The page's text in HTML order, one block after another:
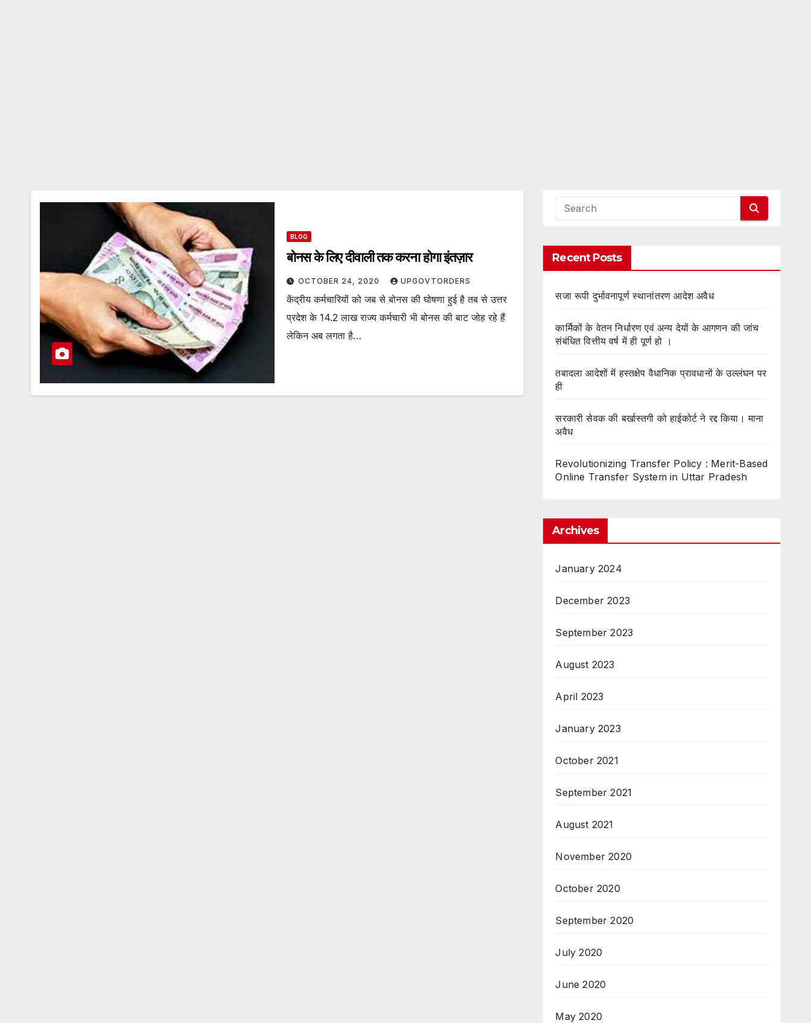
BLOG
बोनस के लिए दीवाली तक करना होगा इंतज़ार
OCTOBER 24, 2020 UPGOVTORDERS
केंद्रीय कर्मचारियों को जब से बोनस की घोषणा हुई है तब से उत्तर
प्रदेश के 14.2 लाख राज्य कर्मचारी भी बोनस की बाट जोह रहे हैं
लेकिन अब लगता है…
Recent Posts
सजा रूपी दुर्भावनापूर्ण स्थानांतरण आदेश अवैध
कार्मिकों के वेतन निर्धारण एवं अन्य देयों के आगणन की जांच
संबंधित वित्तीय वर्ष में ही पूर्ण हो ।
तबादला आदेशों में हस्तक्षेप वैधानिक प्रावधानों के उल्लंघन पर
ही
सरकारी सेवक की बर्खास्तगी को हाईकोर्ट ने रद्द किया। माना
अवैध
Revolutionizing Transfer Policy : Merit-Based
Online Transfer System in Uttar Pradesh
Archives
January 2024
December 2023
September 2023
August 2023
April 2023
January 2023
October 2021
September 2021
August 2021
November 2020
October 2020
September 2020
July 2020
June 2020
May 2020